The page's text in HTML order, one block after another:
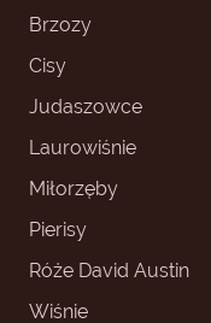
Brzozy
Cisy
Judaszowce
Laurowiśnie
Miłorzęby
Pierisy
Róże David Austin
Wiśnie